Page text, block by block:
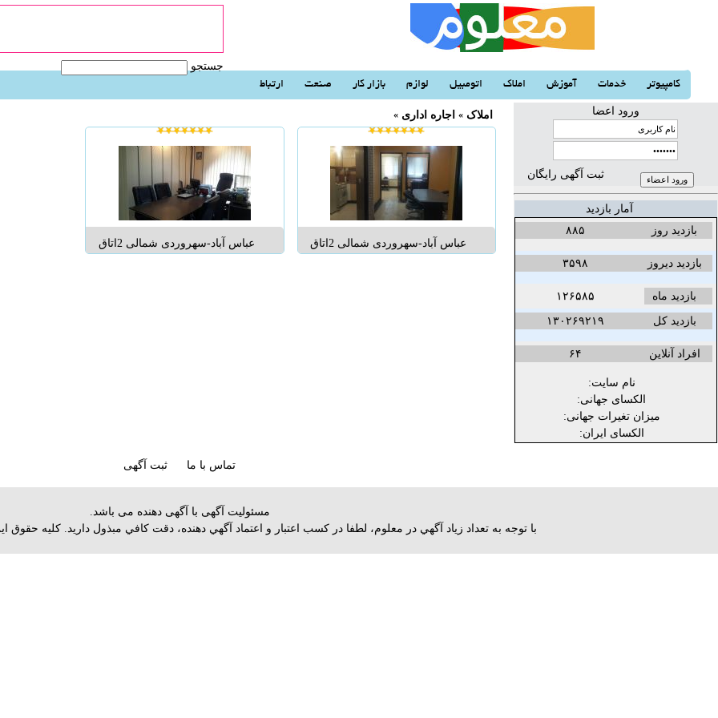
جستجو
کامپیوتر خدمات آموزش املاک اتومبیل لوازم بازار کار صنعت ارتباط
املاک « اجاره اداری «
عباس آباد-سهروردی شمالی 2اتاق
عباس آباد-سهروردی شمالی 2اتاق
ورود اعضا
ثبت آگهی رایگان
آمار بازدید
بازدید روز
۸۸۵
بازدید دیروز ۳۵۹۸
بازدید ماه ۱۲۶۵۸۵
بازدید کل ۱۳۰۲۶۹۲۱۹
افراد آنلاین ۶۴
نام سایت:
الکسای جهانی:
میزان تغیرات جهانی:
الکسای ایران:
تماس با ما ثبت آگهی
مسئولیت آگهی با آگهی دهنده می باشد.
با توجه به تعداد زياد آگهي در معلوم، لطفا در كسب اعتبار و اعتماد آگهي دهنده، دقت كافي مبذول داريد. کلیه